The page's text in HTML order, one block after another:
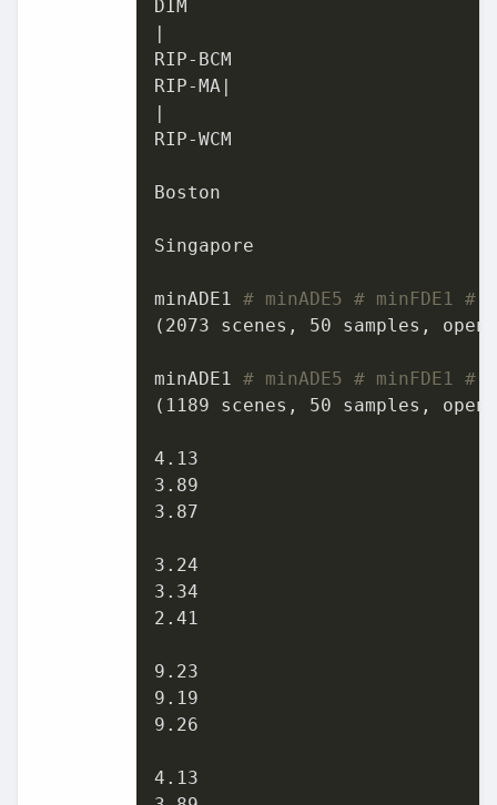
DIM
RIP-BCM
RIP-MA|
RIP-WCM
Boston
Singapore
minADE1 # minADE5 # minFDE1 #
(2073 scenes, 50 samples,
minADE1 # minADE5 # minFDE1 #
(1189 scenes, 50 samples,
4.13
3.89
3.87
3.24
3.34
2.41
9.23
9.19
9.26
4.13